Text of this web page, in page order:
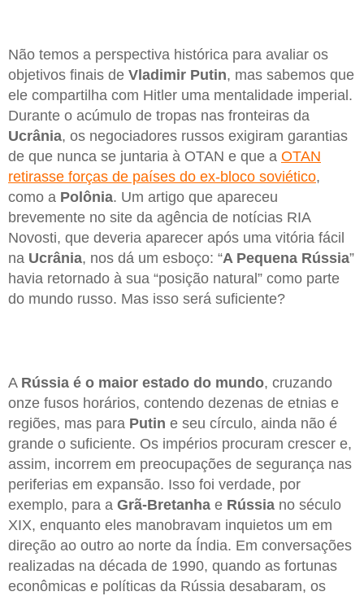
Não temos a perspectiva histórica para avaliar os
objetivos finais de Vladimir Putin, mas sabemos que
ele compartilha com Hitler uma mentalidade imperial.
Durante o acúmulo de tropas nas fronteiras da
Ucrânia, os negociadores russos exigiram garantias
de que nunca se juntaria à OTAN e que a OTAN
retirasse forças de países do ex-bloco soviético,
como a Polônia. Um artigo que apareceu
brevemente no site da agência de notícias RIA
Novosti, que deveria aparecer após uma vitória fácil
na Ucrânia, nos dá um esboço: “A Pequena Rússia”
havia retornado à sua “posição natural” como parte
do mundo russo. Mas isso será suficiente?
A Rússia é o maior estado do mundo, cruzando
onze fusos horários, contendo dezenas de etnias e
regiões, mas para Putin e seu círculo, ainda não é
grande o suficiente. Os impérios procuram crescer e,
assim, incorrem em preocupações de segurança nas
periferias em expansão. Isso foi verdade, por
exemplo, para a Grã-Bretanha e Rússia no século
XIX, enquanto eles manobravam inquietos um em
direção ao outro ao norte da Índia. Em conversações
realizadas na década de 1990, quando as fortunas
econômicas e políticas da Rússia desabaram, os